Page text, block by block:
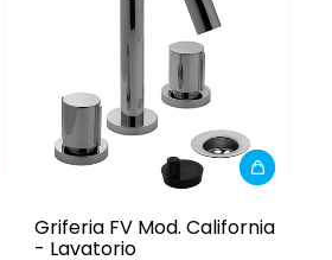
Griferia FV Mod. California
- Lavatorio